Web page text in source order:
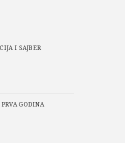
i pokriva
prenos
savremenim
I SAJBER
GODINA